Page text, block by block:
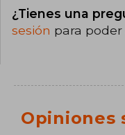
¿Tienes una
sesión para
Opiniones